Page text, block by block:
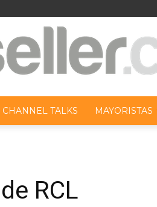
CHANNEL TALKS MAYORISTAS
RCL